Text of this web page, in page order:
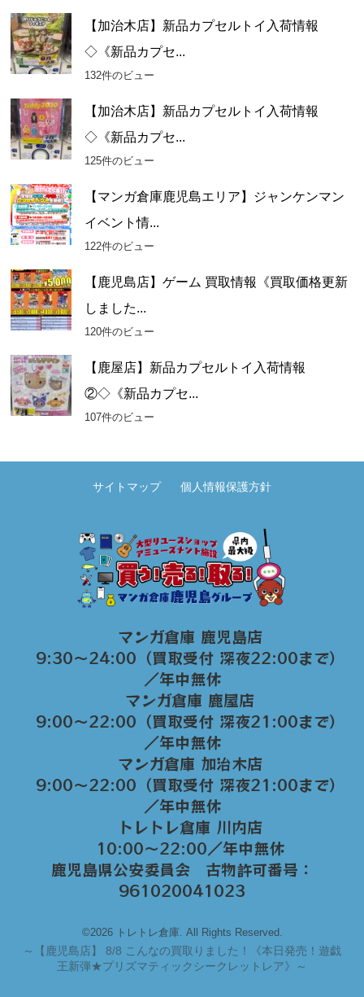
【加治木店】新品カプセルトイ入荷情報
◇《新品カプセ...
132件のビュー
【加治木店】新品カプセルトイ入荷情報
◇《新品カプセ...
125件のビュー
【マンガ倉庫鹿児島エリア】ジャンケンマン
イベント情...
122件のビュー
【鹿児島店】ゲーム 買取情報《買取価格更新
しました...
120件のビュー
【鹿屋店】新品カプセルトイ入荷情報
②◇《新品カプセ...
107件のビュー
サイトマップ 個人情報保護方針
マンガ倉庫 鹿児島店
9:30～24:00（買取受付 深夜22:00まで）
／年中無休
マンガ倉庫 鹿屋店
9:00～22:00（買取受付 深夜21:00まで）
／年中無休
マンガ倉庫 加治木店
9:00〜22:00（買取受付 深夜21:00まで）
／年中無休
トレトレ倉庫 川内店
10:00〜22:00／年中無休
鹿児島県公安委員会 古物許可番号：
961020041023
©2026 トレトレ倉庫. All Rights Reserved.
～
【鹿児島店】 8/8 こんなの買取りました！《本日発売！遊戯
王新弾★プリズマティックシークレットレア》～